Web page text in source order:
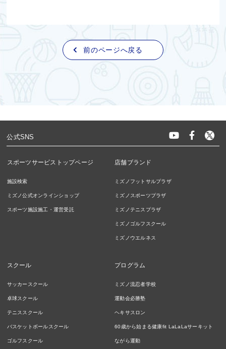
前のページへ戻る
公式SNS
スポーツサービストップページ
施設検索
ミズノ公式オンラインショップ
スポーツ施設施工・運営受託
店舗ブランド
ミズノフットサルプラザ
ミズノスポーツプラザ
ミズノテニスプラザ
ミズノゴルフスクール
ミズノウエルネス
スクール
サッカースクール
卓球スクール
テニススクール
バスケットボールスクール
ゴルフスクール
プログラム
ミズノ流忍者学校
運動会必勝塾
ヘキサスロン
60歳から始まる健康fit LaLaLaサーキット
ながら運動